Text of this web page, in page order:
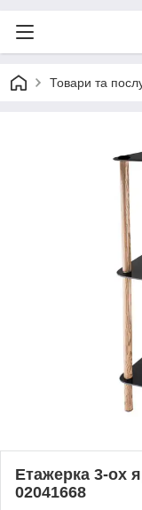
Товари та
Етажерка 3-ох
02041668